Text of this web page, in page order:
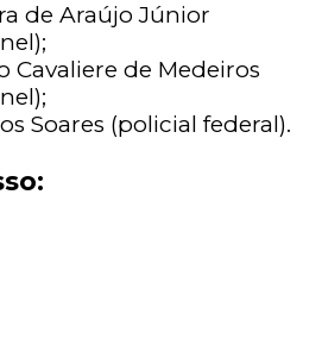
de Araújo Júnior
Cavaliere de Medeiros
Soares (policial federal).